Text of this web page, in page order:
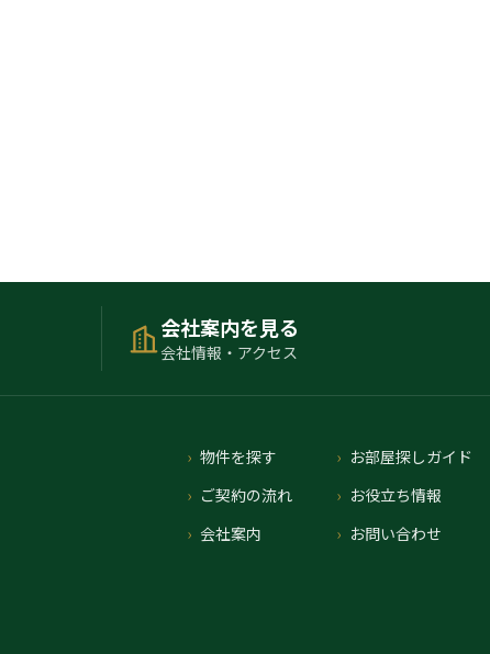
会社案内を見る
会社情報・アクセス
物件を探す
お部屋探しガイド
ご契約の流れ
お役立ち情報
会社案内
お問い合わせ